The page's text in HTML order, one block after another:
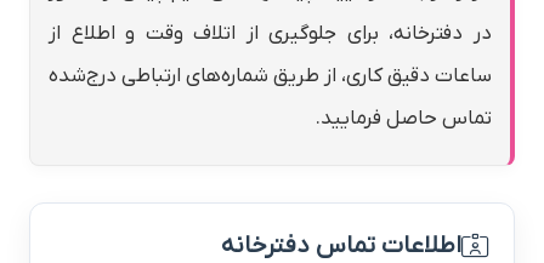
در دفترخانه، برای جلوگیری از اتلاف وقت و اطلاع از
ساعات دقیق کاری، از طریق شماره‌های ارتباطی درج‌شده
تماس حاصل فرمایید.
اطلاعات تماس دفترخانه